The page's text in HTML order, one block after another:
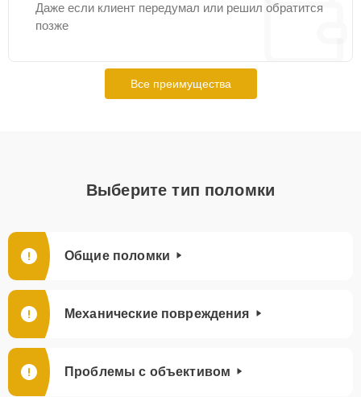
Даже если клиент передумал или решил обратится
позже
Все преимущества
Выберите тип поломки
Общие поломки
Механические повреждения
Проблемы с объективом